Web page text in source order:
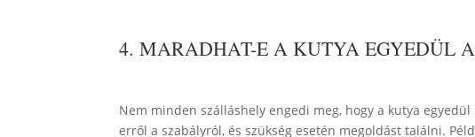
4. MARADHAT-E A KUTYA EGYEDÜL
Nem minden szálláshely engedi meg, hogy a kutya
erről a szabályról, és szükség esetén megoldást találni.